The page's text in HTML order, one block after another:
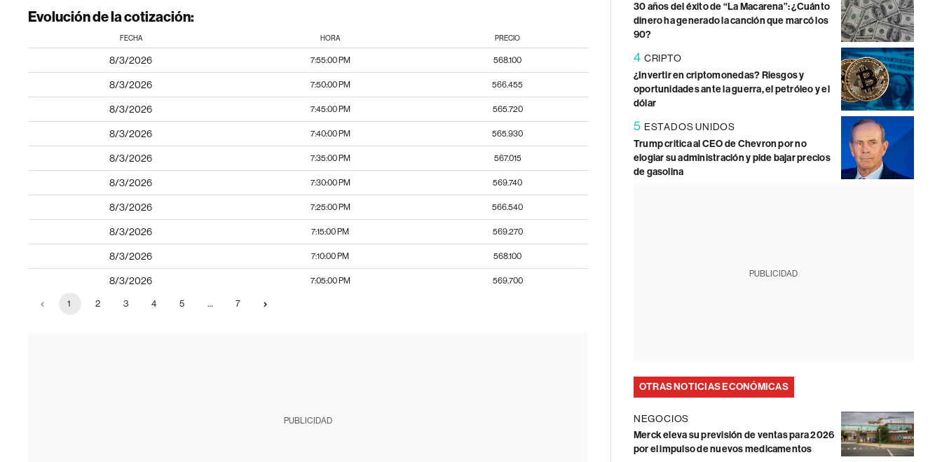
Evolución de la cotización:
FECHA HORA PRECIO
8/3/2026 7:55:00 PM 568.100
8/3/2026 7:50:00 PM 566.455
8/3/2026 7:45:00 PM 565.720
8/3/2026 7:40:00 PM 565.930
8/3/2026 7:35:00 PM 567.015
8/3/2026 7:30:00 PM 569.740
8/3/2026 7:25:00 PM 566.540
8/3/2026 7:15:00 PM 569.270
8/3/2026 7:10:00 PM 568.100
8/3/2026 7:05:00 PM 569.700
1 2 3 4 5 … 7
PUBLICIDAD
30 años del éxito de “La Macarena”: ¿Cuánto
dinero ha generado la canción que marcó los
90?
4 CRIPTO
¿Invertir en criptomonedas? Riesgos y
oportunidades ante la guerra, el petróleo y el
dólar
5 ESTADOS UNIDOS
Trump critica al CEO de Chevron por no
elogiar su administración y pide bajar precios
de gasolina
PUBLICIDAD
OTRAS NOTICIAS ECONÓMICAS
NEGOCIOS
Merck eleva su previsión de ventas para 2026
por el impulso de nuevos medicamentos